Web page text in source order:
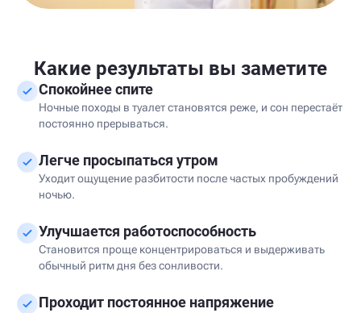
Какие результаты вы заметите
Спокойнее спите
Ночные походы в туалет становятся реже, и сон перестаёт
постоянно прерываться.
Легче просыпаться утром
Уходит ощущение разбитости после частых пробуждений
ночью.
Улучшается работоспособность
Становится проще концентрироваться и выдерживать
обычный ритм дня без сонливости.
Проходит постоянное напряжение